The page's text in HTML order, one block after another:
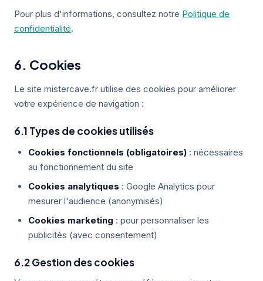
Pour plus d'informations, consultez notre Politique de
confidentialité.
6. Cookies
Le site mistercave.fr utilise des cookies pour améliorer
votre expérience de navigation :
6.1 Types de cookies utilisés
Cookies fonctionnels (obligatoires) : nécessaires
au fonctionnement du site
Cookies analytiques : Google Analytics pour
mesurer l'audience (anonymisés)
Cookies marketing : pour personnaliser les
publicités (avec consentement)
6.2 Gestion des cookies